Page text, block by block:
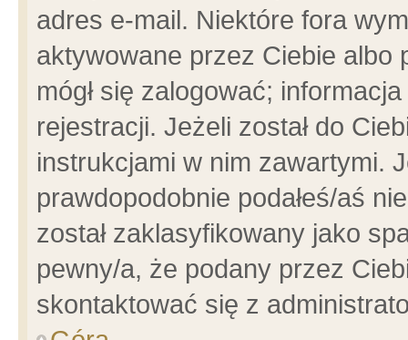
adres e-mail. Niektóre fora
aktywowane przez Ciebie albo
mógł się zalogować;
rejestracji. Jeżeli został do
instrukcjami w nim zawartymi.
prawdopodobnie podałeś/aś
został zaklasyfikowany jako
pewny/a, że podany przez
skontaktować się z